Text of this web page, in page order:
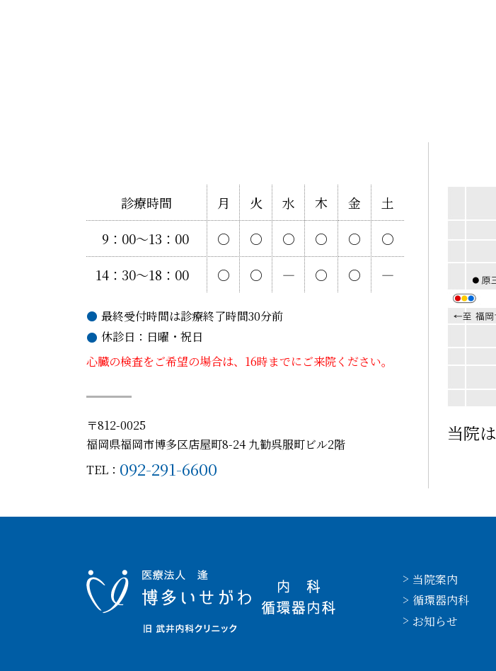
診療時間 月 火 水 木 金
土
9：00〜13：00
○ ○ ○ ○ ○
○
14：30〜18：00
○ ○ ― ○ ○ ―
最終受付時間は診療終了時間30分前
休診日：日曜・祝日
心臓の検査をご希望の場合は、16時までにご来院ください。
〒812-0025
福岡県福岡市博多区店屋町8-24 九勧呉服町ビル2階
TEL： 092-291-6600
当院は
当院案内
循環器内科
お知らせ